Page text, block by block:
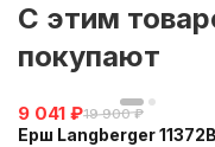
C этим
покупают
9 041 ₽19 900 ₽
Ерш Langberger